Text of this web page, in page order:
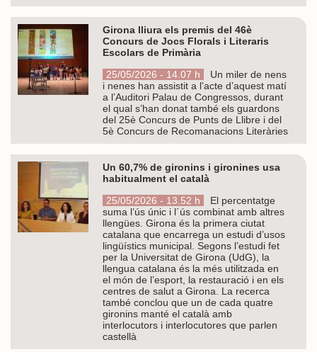
Girona lliura els premis del 46è
Concurs de Jocs Florals i Literaris
Escolars de Primària
25/05/2026 - 14.07 h
Un miler de nens
i nenes han assistit a l’acte d’aquest matí
a l’Auditori Palau de Congressos, durant
el qual s’han donat també els guardons
del 25è Concurs de Punts de Llibre i del
5è Concurs de Recomanacions Literàries
Un 60,7% de gironins i gironines usa
habitualment el català
25/05/2026 - 13.52 h
El percentatge
suma l’ús únic i l´ús combinat amb altres
llengües. Girona és la primera ciutat
catalana que encarrega un estudi d’usos
lingüístics municipal. Segons l’estudi fet
per la Universitat de Girona (UdG), la
llengua catalana és la més utilitzada en
el món de l’esport, la restauració i en els
centres de salut a Girona. La recerca
també conclou que un de cada quatre
gironins manté el català amb
interlocutors i interlocutores que parlen
castellà